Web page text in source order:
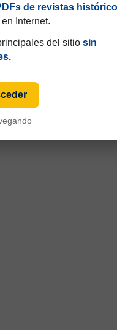
de revistas
Internet.
del sitio sin